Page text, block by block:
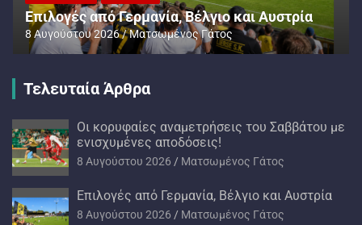
Επιλογές από Γερμανία, Βέλγιο και Αυστρία
8 Αυγούστου 2026 Ματσωμένος Γάτος
Τελευταία Άρθρα
Oι κορυφαίες αναμετρήσεις του Σαββάτου με
ενισχυμένες αποδόσεις!
8 Αυγούστου 2026 Ματσωμένος Γάτος
Επιλογές από Γερμανία, Βέλγιο και Αυστρία
8 Αυγούστου 2026 Ματσωμένος Γάτος